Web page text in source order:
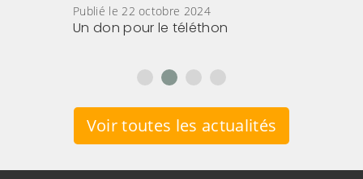
Publié le 22 octobre 2024
Un don pour le téléthon
Voir toutes les actualités